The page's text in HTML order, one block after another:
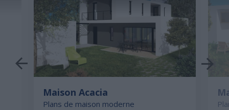
Maison Acacia
Plans de maison moderne